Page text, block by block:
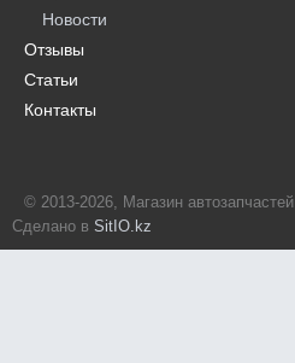
Новости
Отзывы
Статьи
Контакты
© 2013-2026, Магазин автозапчастей
Сделано в SitIO.kz